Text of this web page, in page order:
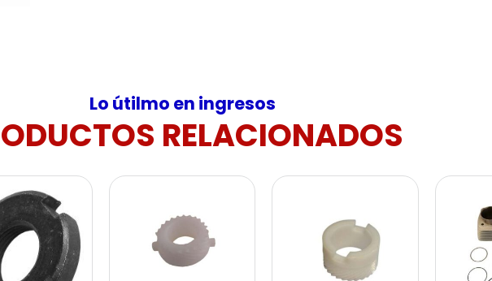
Lo útilmo en ingresos
RELACIONADOS